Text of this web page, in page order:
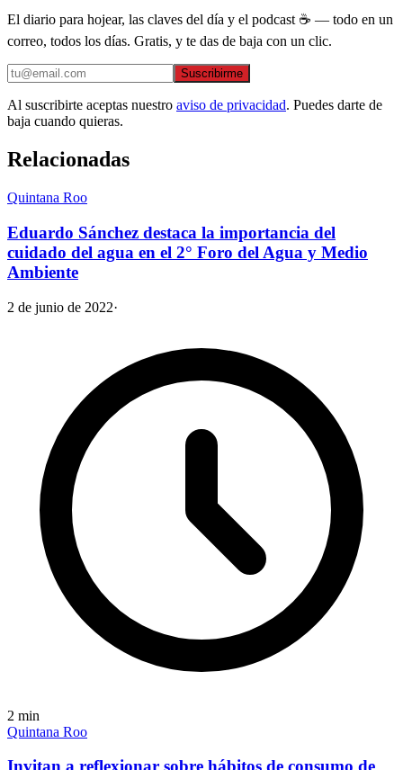
El diario para hojear, las claves del día y el podcast ☕ — todo en un
correo, todos los días. Gratis, y te das de baja con un clic.
Suscribirme
Al suscribirte aceptas nuestro aviso de privacidad. Puedes darte de
baja cuando quieras.
Relacionadas
Quintana Roo
Eduardo Sánchez destaca la importancia del
cuidado del agua en el 2° Foro del Agua y Medio
Ambiente
2 de junio de 2022·
2 min
Quintana Roo
Invitan a reflexionar sobre hábitos de consumo de